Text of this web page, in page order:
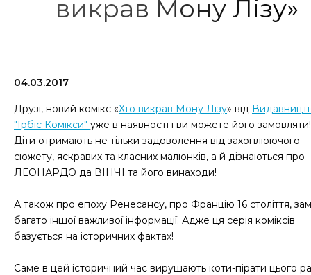
викрав Мону Лізу»
04.03.2017
Друзі, новий комікс «Хто викрав Мону Лізу» від
"Ірбіс Комікси" уже в наявності і ви можете його замовляти!
Діти отримають не тільки задоволення від захоплюючого
сюжету, яскравих та класних малюнків, а й дізнаються про
ЛЕОНАРДО да ВІНЧІ та його винаходи!
А також про епоху Ренесансу, про Францію 16 століття,
багато іншої важливої інформації. Адже ця серія коміксів
базується на історичних фактах!
Саме в цей історичний час вирушають коти-пірати цього